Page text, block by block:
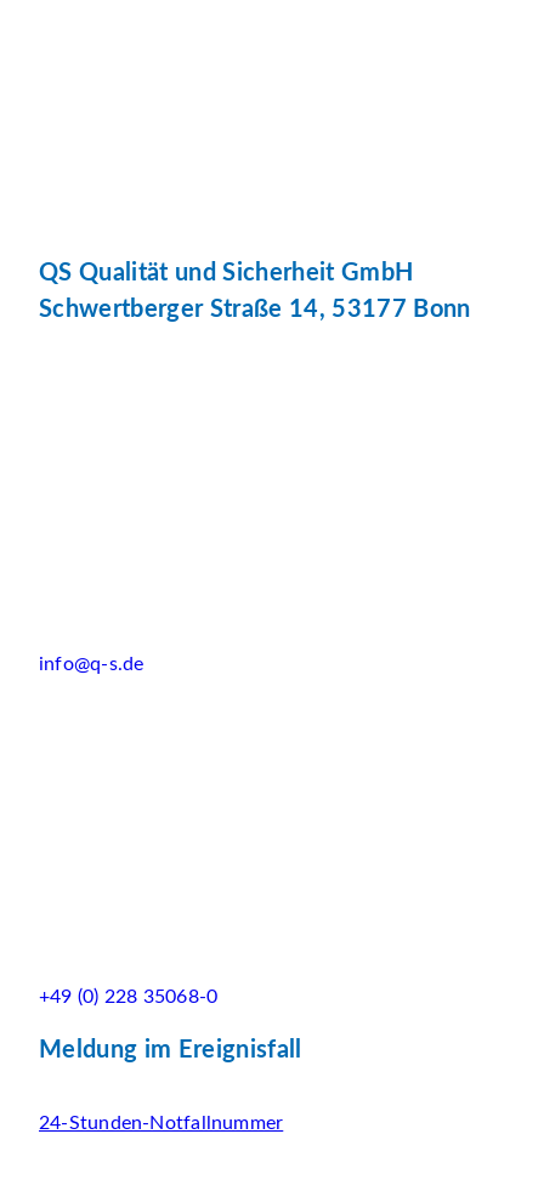
QS Qualität und Sicherheit GmbH
Schwertberger Straße 14, 53177 Bonn
info@q-s.de
+49 (0) 228 35068-0
Meldung im Ereignisfall
24-Stunden-Notfallnummer